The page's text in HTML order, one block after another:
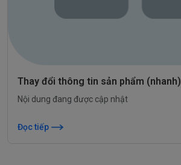
Thay đổi thông tin sản phẩm (nhanh)
Nội dung đang được cập nhật
Đọc tiếp